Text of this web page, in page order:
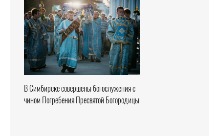
В Симбирске совершены богослужения с
чином Погребения Пресвятой Богородицы